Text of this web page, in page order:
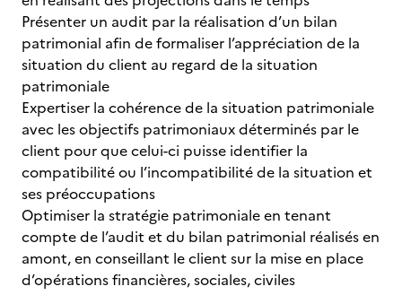
Présenter un audit par la réalisation d’un bilan
patrimonial afin de formaliser l’appréciation de la
situation du client au regard de la situation
patrimoniale
Expertiser la cohérence de la situation patrimoniale
avec les objectifs patrimoniaux déterminés par le
client pour que celui-ci puisse identifier la
compatibilité ou l’incompatibilité de la situation et
ses préoccupations
Optimiser la stratégie patrimoniale en tenant
compte de l’audit et du bilan patrimonial réalisés en
amont, en conseillant le client sur la mise en place
d’opérations financières, sociales, civiles